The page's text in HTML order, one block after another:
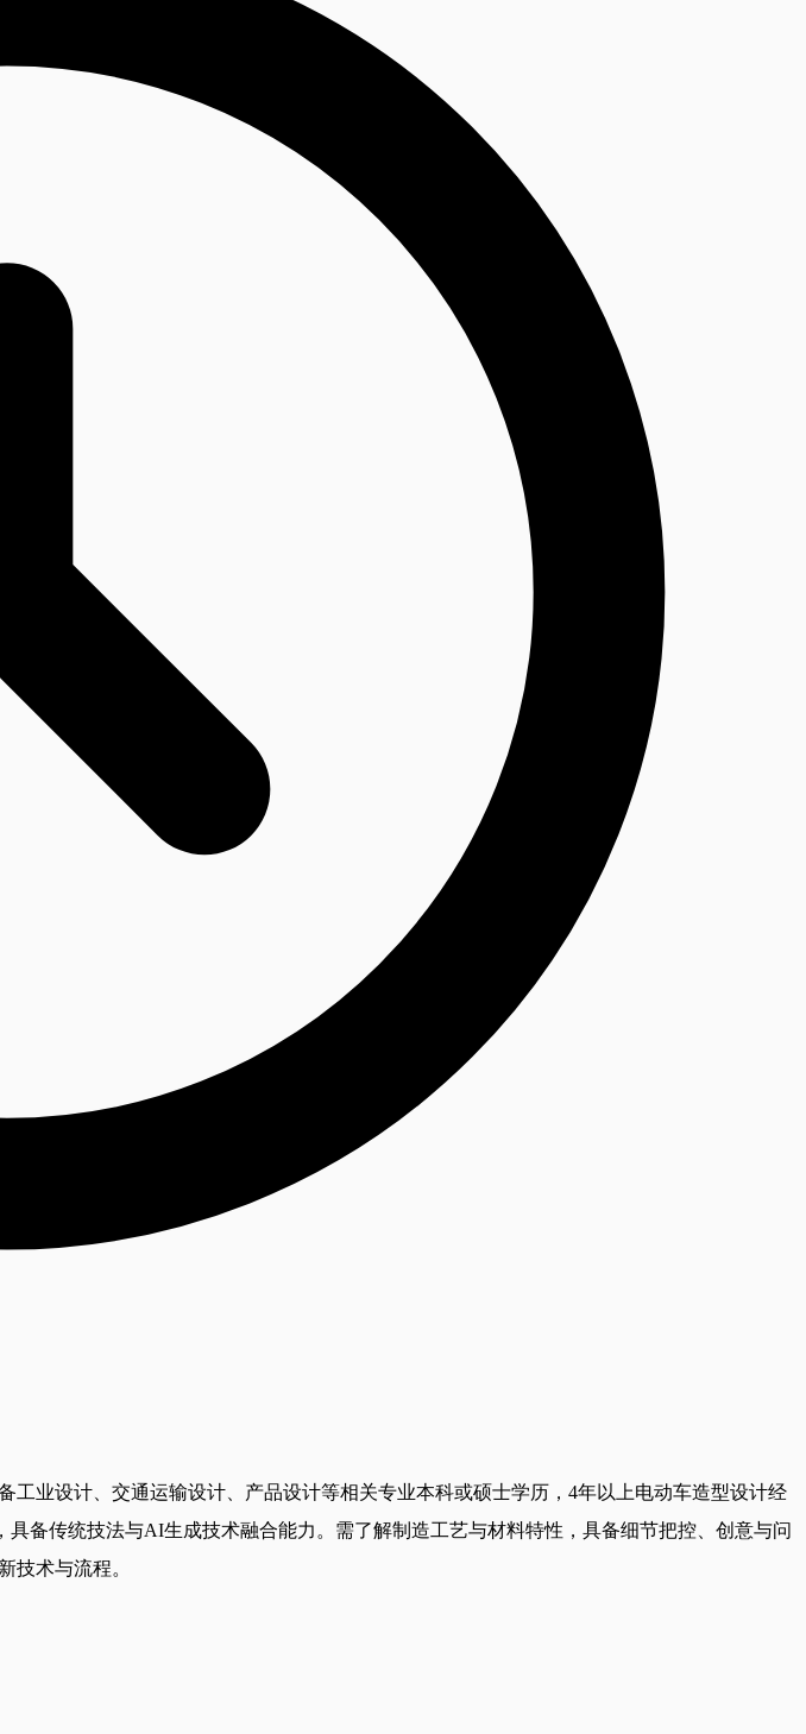
业设计、交通运输设计、产品设计等相关专业本科或硕士学历，4年以上电动车造型设计经
具备传统技法与AI生成技术融合能力。需了解制造工艺与材料特性，具备细节把控、创意与问
技术与流程。